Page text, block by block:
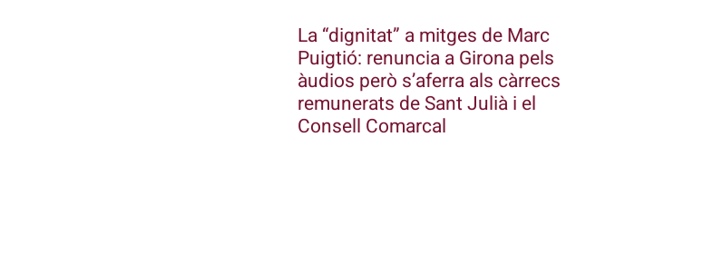
La “dignitat” a mitges de Marc
Puigtió: renuncia a Girona pels
àudios però s’aferra als càrrecs
remunerats de Sant Julià i el
Consell Comarcal